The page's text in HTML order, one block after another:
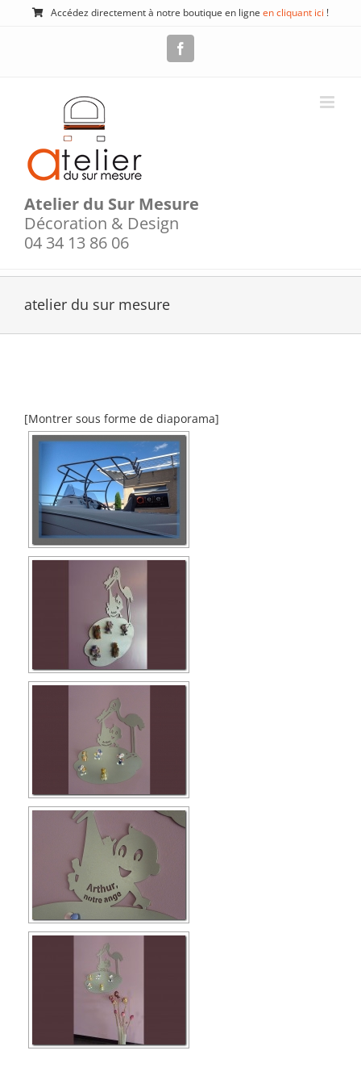
Passer
Accédez directement à notre boutique en ligne en cliquant ici !
Atelier du Sur Mesure
Décoration & Design
04 34 13 86 06
atelier du sur mesure
[Montrer sous forme de diaporama]